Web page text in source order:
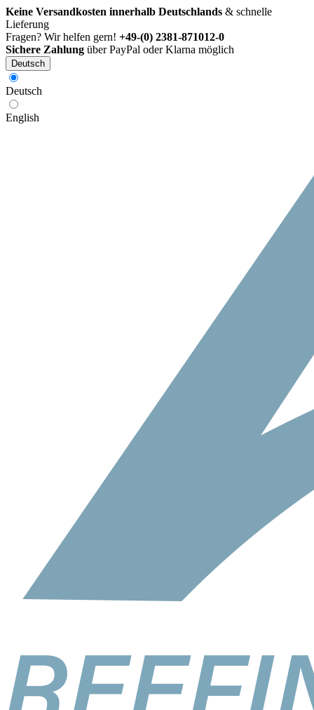
Keine Versandkosten innerhalb Deutschlands & schnelle
Lieferung
Fragen? Wir helfen gern! +49-(0) 2381-871012-0
Sichere Zahlung über PayPal oder Klarna möglich
Deutsch
Deutsch
English